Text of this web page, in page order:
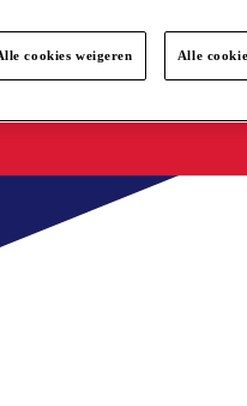
cookies weigeren Alle